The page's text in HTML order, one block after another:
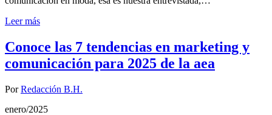
Leer más
Conoce las 7 tendencias en marketing y
comunicación para 2025 de la aea
PorRedacción B.H.
enero/2025